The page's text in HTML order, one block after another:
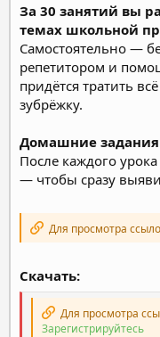
За 30 занятий вы
темах школьной
Самостоятельно —
репетитором и
придётся тратить
зубрёжку.
Домашние
После каждого
— чтобы сразу
Для просмотра
Скачать:
Для просмотра
Зарегистрируйтесь